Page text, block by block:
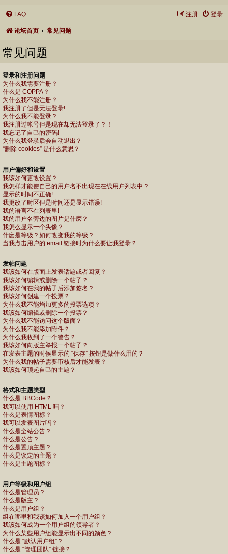
FAQ 登录
注册
论坛首页 常见问题
常见问题
登录和注册问题
为什么我需要注册？
什么是 COPPA？
为什么我不能注册？
我注册了但是无法登录!
为什么我不能登录？
我注册过帐号但是现在却无法登录了？！
我忘记了自己的密码!
为什么我登录后会自动退出？
“删除 cookies” 是什么意思？
用户偏好和设置
我该如何更改设置？
我怎样才能使自己的用户名不出现在在线用户列表中？
显示的时间不正确!
我更改了时区但是时间还是显示错误!
我的语言不在列表里!
我的用户名旁边的图片是什麽？
我怎么显示一个头像？
什麽是等级？如何改变我的等级？
当我点击用户的 email 链接时为什么要让我登录？
发帖问题
我该如何在版面上发表话题或者回复？
我该如何编辑或删除一个帖子？
我该如何在我的帖子后添加签名？
我该如何创建一个投票？
为什么我不能增加更多的投票选项？
我该如何编辑或删除一个投票？
为什么我不能访问这个版面？
为什么我不能添加附件？
为什么我收到了一个警告？
我该如何向版主举报一个帖子？
在发表主题的时候显示的 “保存” 按钮是做什么用的？
为什么我的帖子需要审核后才能发表？
我该如何顶起自己的主题？
格式和主题类型
什么是 BBCode？
我可以使用 HTML 吗？
什么是表情图标？
我可以发表图片吗？
什么是全站公告？
什么是公告？
什么是置顶主题？
什么是锁定的主题？
什么是主题图标？
用户等级和用户组
什么是管理员？
什么是版主？
什么是用户组？
组在哪里和我该如何加入一个用户组？
我该如何成为一个用户组的领导者？
为什么某些用户组能显示出不同的颜色？
什么是 “默认用户组”？
什么是 “管理团队” 链接？